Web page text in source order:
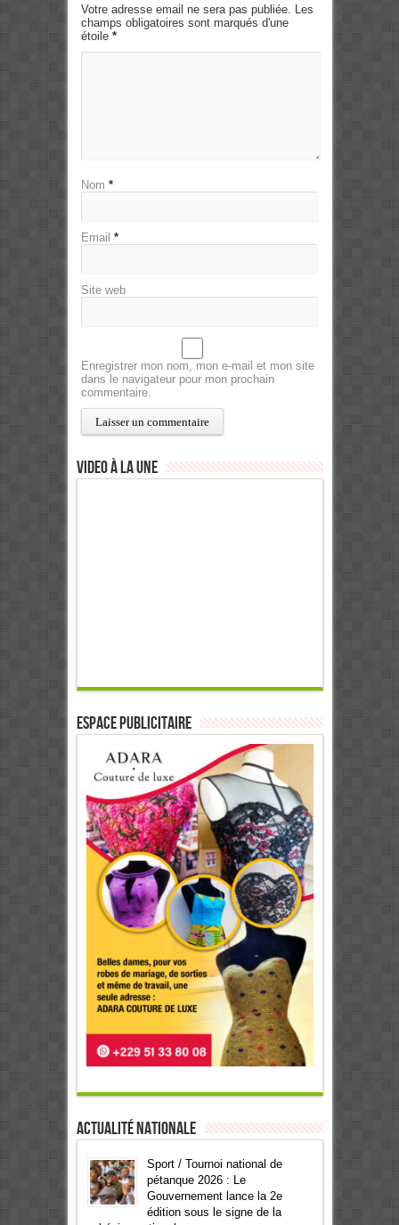
Votre adresse email ne sera pas publiée. Les
champs obligatoires sont marqués d'une
étoile *
Nom *
Email *
Site web
Enregistrer mon nom, mon e-mail et mon site
dans le navigateur pour mon prochain
commentaire.
Video à la Une
ESPACE PUBLICITAIRE
Actualité Nationale
Sport / Tournoi national de
pétanque 2026 : Le
Gouvernement lance la 2e
édition sous le signe de la